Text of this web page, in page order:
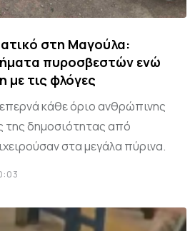
στη Μαγούλα:
πυροσβεστών ενώ
με τις φλόγες
κάθε όριο ανθρώπινης
της δημοσιότητας από
στα μεγάλα πύρινα.